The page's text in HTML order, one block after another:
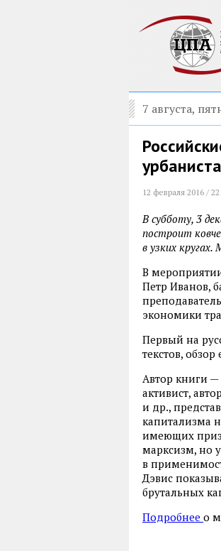
7 августа,
12 февраля 2016 /
В субботу, 3
построит
в узких
В
Петр Иванов,
экономики
Первый на
текстов,
Автор книги
активист,
и др.,
капитализма
имеющих
марксизм, но
в
Дэвис
брутальных
Подробнее о